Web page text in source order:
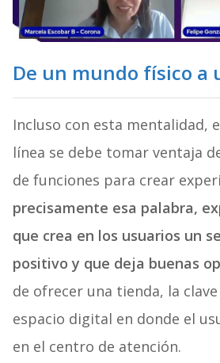
De un mundo físico a
Incluso con esta mentalidad,
línea se debe tomar ventaja
de funciones para crear
precisamente esa palabra,
que crea en los usuarios un
positivo y que deja buenas
de ofrecer una tienda, la
espacio digital en donde el
en el centro de atención.